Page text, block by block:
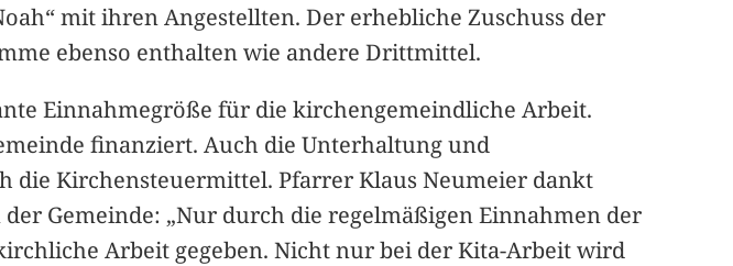
mit ihren Angestellten. Der erhebliche Zuschuss der
ebenso enthalten wie andere Drittmittel.
Einnahmegröße für die kirchengemeindliche Arbeit.
finanziert. Auch die Unterhaltung und
die Kirchensteuermittel. Pfarrer Klaus Neumeier dankt
Gemeinde: „Nur durch die regelmäßigen Einnahmen der
Arbeit gegeben. Nicht nur bei der Kita-Arbeit wird